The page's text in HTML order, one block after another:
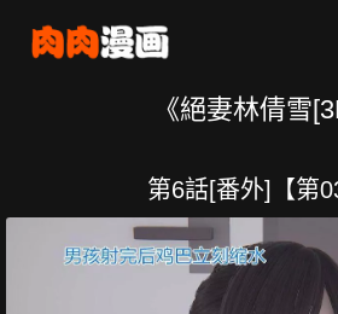
《絕妻林倩雪
第6話[番外]【第